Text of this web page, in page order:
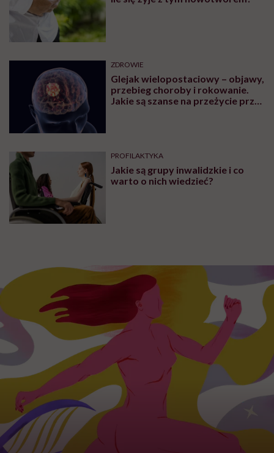
ZDROWIE
Glejak wielopostaciowy – objawy,
przebieg choroby i rokowanie.
Jakie są szanse na przeżycie przy
PROFILAKTYKA
Jakie są grupy inwalidzkie i co
warto o nich wiedzieć?